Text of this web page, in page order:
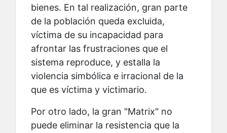
bienes. En tal realización, gran parte
de la población queda excluida,
víctima de su incapacidad para
afrontar las frustraciones que el
sistema reproduce, y estalla la
violencia simbólica e irracional de la
que es víctima y victimario.
Por otro lado, la gran "Matrix" no
puede eliminar la resistencia que la